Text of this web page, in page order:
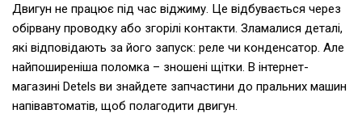
Двигун не працює під час віджиму. Це відбувається через
обірвану проводку або згорілі контакти. Зламалися деталі,
які відповідають за його запуск: реле чи конденсатор. Але
найпоширеніша поломка – зношені щітки. В інтернет-
магазині Detels ви знайдете запчастини до пральних машин
напівавтоматів, щоб полагодити двигун.